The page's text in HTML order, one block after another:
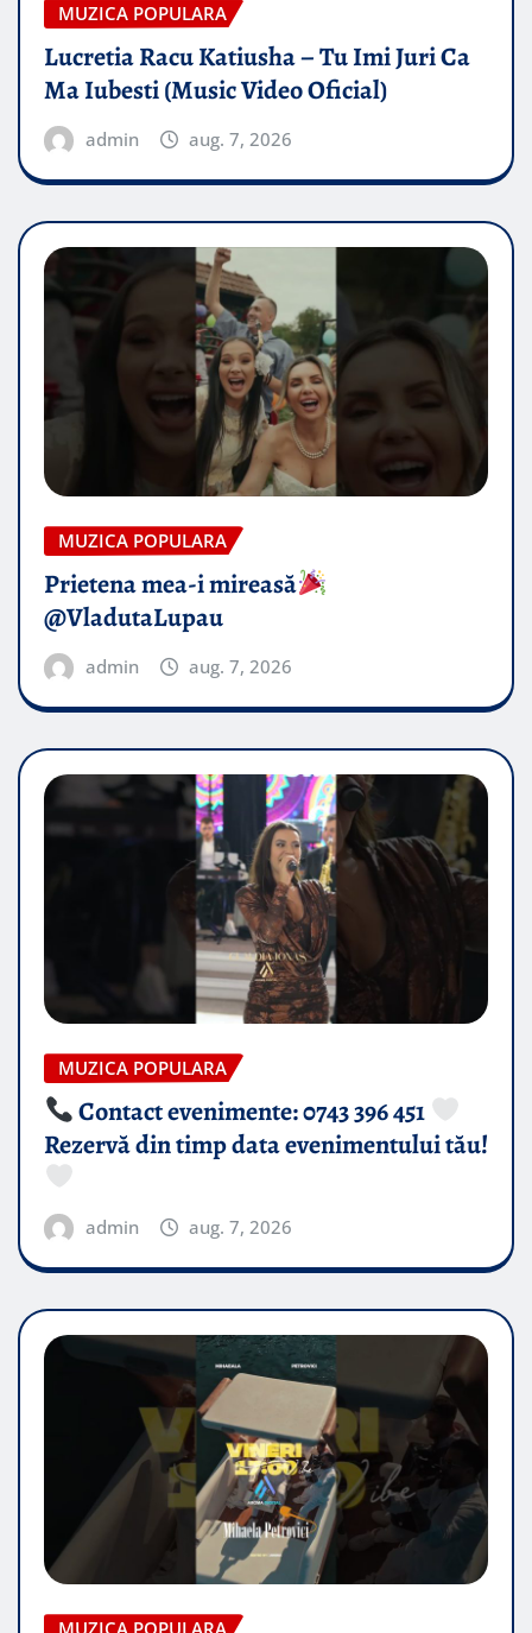
MUZICA POPULARA
Lucretia Racu Katiusha – Tu Imi Juri Ca
Ma Iubesti (Music Video Oficial)
admin aug. 7, 2026
MUZICA POPULARA
Prietena mea-i mireasă​
@VladutaLupau
admin aug. 7, 2026
MUZICA POPULARA
Contact evenimente: 0743 396 451
Rezervă din timp data evenimentului tău!
admin aug. 7, 2026